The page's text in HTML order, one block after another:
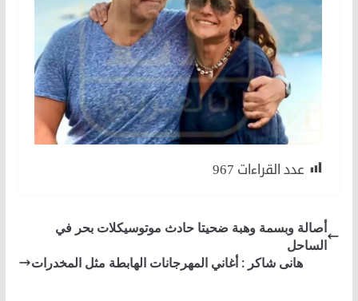
عدد القراءات 967
أصالة وبسمة وهبة ضحيتا حادث موتوسيكلات بحر في
الساحل
هانى شاكر : أغاني المهرجانات الهابطة مثل المخدرات